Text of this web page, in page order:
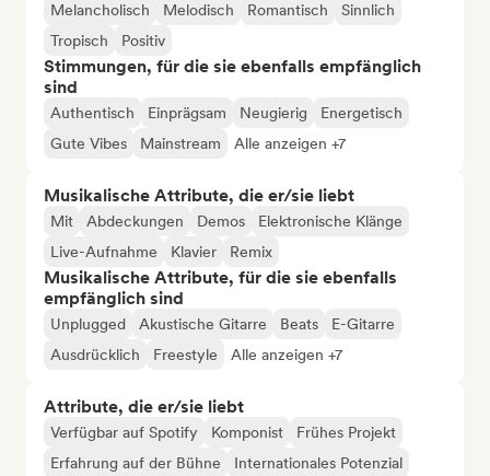
Melancholisch
Melodisch Romantisch
Sinnlich
Tropisch
Positiv
Stimmungen, für die sie ebenfalls empfänglich
sind
Authentisch Einprägsam Neugierig
Energetisch
Gute Vibes
Mainstream Alle anzeigen +7
Musikalische Attribute, die er/sie liebt
Mit Abdeckungen Demos
Elektronische Klänge
Live-Aufnahme
Klavier Remix
Musikalische Attribute, für die sie ebenfalls
empfänglich sind
Unplugged Akustische Gitarre Beats
E-Gitarre
Ausdrücklich
Freestyle Alle anzeigen +7
Attribute, die er/sie liebt
Verfügbar auf Spotify Komponist
Frühes Projekt
Erfahrung auf der Bühne
Internationales Potenzial